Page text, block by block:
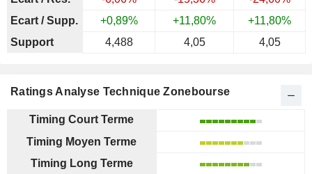
Ecart / Supp.
+0,89% +11,80%
+11,80%
Support
4,488 4,05 4,05
Ratings Analyse Technique Zonebourse
Timing Court Terme
Timing Moyen Terme
Timing Long Terme